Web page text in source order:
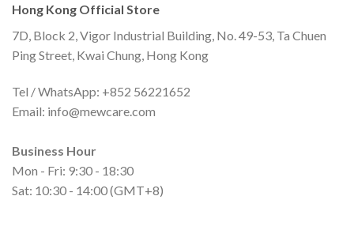
Hong Kong Official Store
7D, Block 2, Vigor Industrial Building, No. 49-53, Ta Chuen
Ping Street, Kwai Chung, Hong Kong
Tel / WhatsApp: +852 56221652
Email: info@mewcare.com
Business Hour
Mon - Fri: 9:30 - 18:30
Sat: 10:30 - 14:00 (GMT+8)